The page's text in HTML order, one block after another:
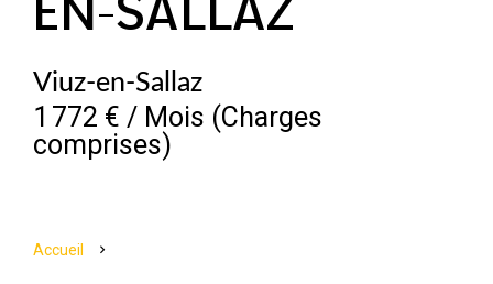
Viuz-en-Sallaz
1 772 € / Mois (Charges
comprises)
Accueil